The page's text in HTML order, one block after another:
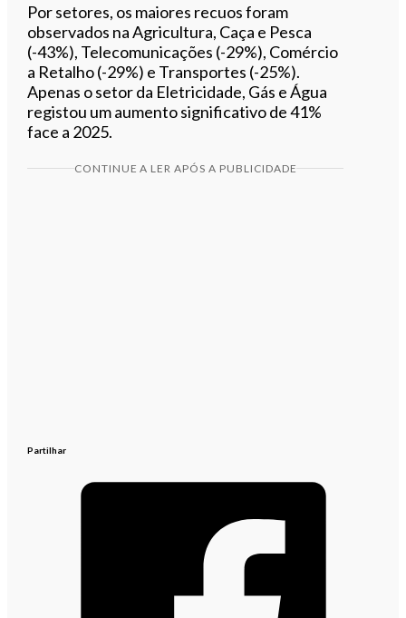
Por setores, os maiores recuos foram
observados na Agricultura, Caça e Pesca
(-43%), Telecomunicações (-29%), Comércio
a Retalho (-29%) e Transportes (-25%).
Apenas o setor da Eletricidade, Gás e Água
registou um aumento significativo de 41%
face a 2025.
CONTINUE A LER APÓS A PUBLICIDADE
Partilhar